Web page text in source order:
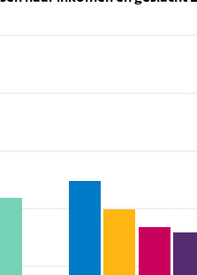
personen weergeeft.